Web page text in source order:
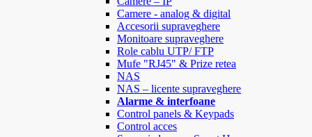
Camere - analog & digital
Accesorii supraveghere
Monitoare supraveghere
Role cablu UTP/ FTP
Mufe "RJ45" & Prize retea
NAS
NAS – licente supraveghere
Alarme & interfoane
Control panels & Keypads
Control acces